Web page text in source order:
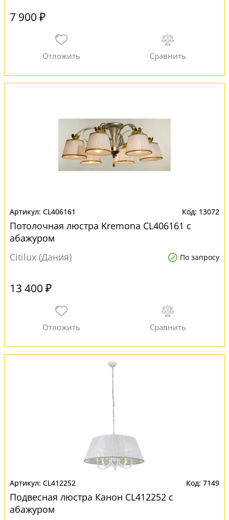
7 900 ₽
CL406161 13072
Потолочная люстра Kremona CL406161 с
абажуром
Citilux (Дания)
По запросу
13 400 ₽
CL412252 7149
Подвесная люстра Канон CL412252 с
абажуром